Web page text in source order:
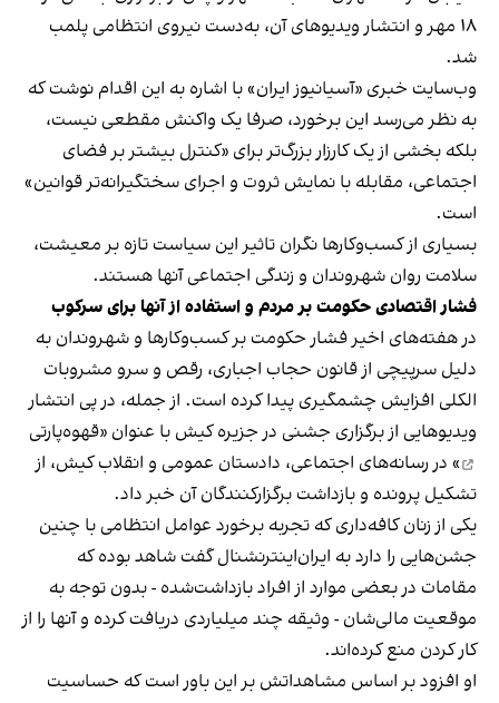
۱۸ مهر و انتشار ویدیوهای آن، به‌دست نیروی انتظامی پلمب
شد.
وب‌سایت خبری «آسیانیوز ایران» با اشاره به این اقدام نوشت که
به نظر می‌رسد این برخورد، صرفا یک واکنش مقطعی نیست،
بلکه بخشی از یک کارزار بزرگ‌تر برای «کنترل بیشتر بر فضای
اجتماعی، مقابله با نمایش ثروت و اجرای سختگیرانه‌تر قوانین»
است.
بسیاری از کسب‌وکارها نگران تاثیر این سیاست‌ تازه بر معیشت،
سلامت روان شهروندان و زندگی اجتماعی آنها هستند.
فشار اقتصادی حکومت بر مردم و استفاده از آنها برای سرکوب
در هفته‌های اخیر فشار حکومت بر کسب‌وکارها و شهروندان به
دلیل سرپیچی از قانون حجاب اجباری، رقص و سرو مشروبات
الکلی افزایش چشمگیری پیدا کرده است. از جمله، در پی انتشار
ویدیوهایی از برگزاری جشنی در جزیره کیش با عنوان «قهوه‌پارتی
» در رسانه‌های اجتماعی، دادستان عمومی و انقلاب کیش، از
تشکیل پرونده و بازداشت برگزارکنندگان آن خبر داد.
یکی از زنان کافه‌داری که تجربه برخورد عوامل انتظامی با چنین
جشن‌هایی را دارد به ایران‌اینترنشنال گفت شاهد بوده که
مقامات در بعضی موارد از افراد بازداشت‌‌شده - بدون توجه به
موقعیت مالی‌شان - وثیقه چند میلیاردی دریافت کرده و آنها را از
کار کردن منع کرده‌اند.
او افزود بر اساس مشاهداتش بر این باور است که حساسیت